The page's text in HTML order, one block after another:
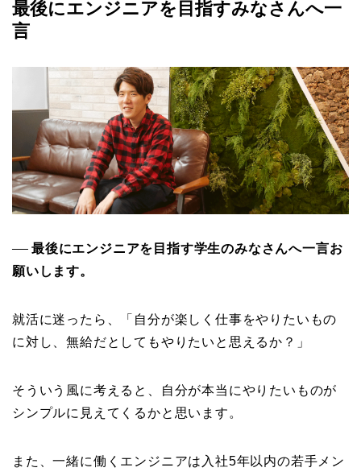
最後にエンジニアを目指すみなさんへ一
言
── 最後にエンジニアを目指す学生のみなさんへ一言お
願いします。
就活に迷ったら、「自分が楽しく仕事をやりたいもの
に対し、無給だとしてもやりたいと思えるか？」
そういう風に考えると、自分が本当にやりたいものが
シンプルに見えてくるかと思います。
また、一緒に働くエンジニアは入社5年以内の若手メン